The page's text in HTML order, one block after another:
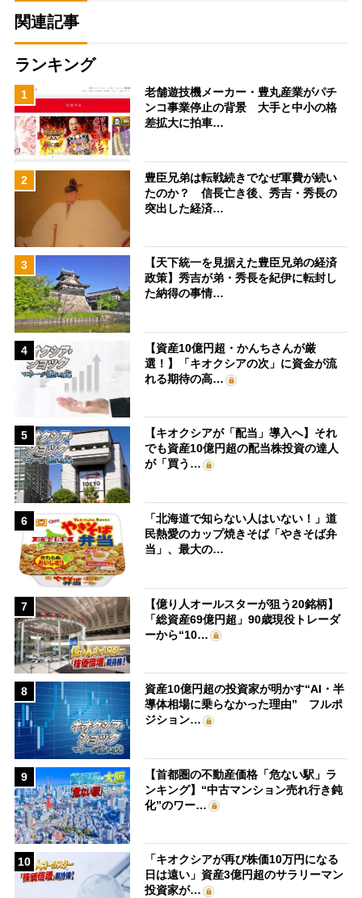
関連記事
ランキング
1
老舗遊技機メーカー・豊丸産業がパチ
ンコ事業停止の背景 大手と中小の格
差拡大に拍車…
2
豊臣兄弟は転戦続きでなぜ軍費が続い
たのか？ 信長亡き後、秀吉・秀長の
突出した経済…
3
【天下統一を見据えた豊臣兄弟の経済
政策】秀吉が弟・秀長を紀伊に転封し
た納得の事情…
4
【資産10億円超・かんちさんが厳
選！】「キオクシアの次」に資金が流
れる期待の高…
5
【キオクシアが「配当」導入へ】それ
でも資産10億円超の配当株投資の達人
が「買う…
6
「北海道で知らない人はいない！」道
民熱愛のカップ焼きそば「やきそば弁
当」、最大の…
7
【億り人オールスターが狙う20銘柄】
「総資産69億円超」90歳現役トレーダ
ーから“10…
8
資産10億円超の投資家が明かす“AI・半
導体相場に乗らなかった理由” フルポ
ジション…
9
【首都圏の不動産価格「危ない駅」ラ
ンキング】“中古マンション売れ行き鈍
化”のワー…
10
「キオクシアが再び株価10万円になる
日は遠い」資産3億円超のサラリーマン
投資家が…